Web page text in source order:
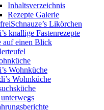
Inhaltsverzeichnis
Rezepte Galerie
Likörchen
knallige Fastenrezepte
auf einen Blick
Wohnküche
Wohnküche